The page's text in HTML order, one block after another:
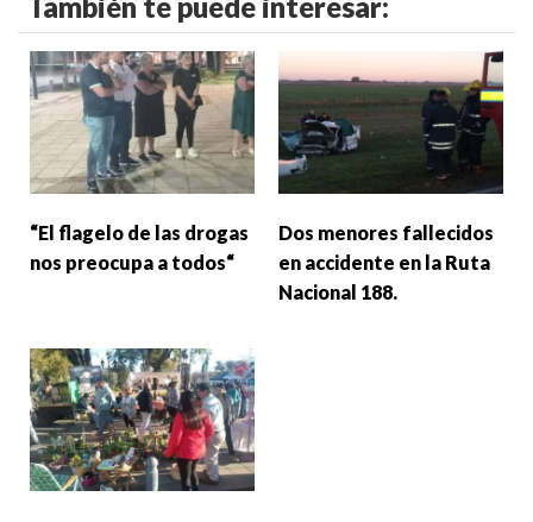
“El flagelo de las drogas
nos preocupa a todos“
Dos menores fallecidos
en accidente en la Ruta
Nacional 188.